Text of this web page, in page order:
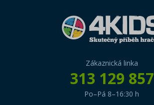
Zákaznická linka
313 129 857
Po–Pá 8–16:30 h